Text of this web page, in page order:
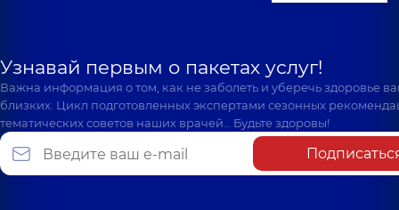
Узнавай первым о пакетах услуг!
Важна информация о том, как не заболеть и уберечь здоровье
близких. Цикл подготовленных экспертами сезонных
тематических советов наших врачей… Будьте здоровы!